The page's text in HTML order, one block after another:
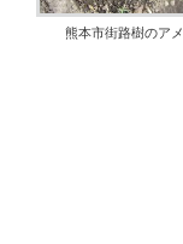
熊本市街路樹のア